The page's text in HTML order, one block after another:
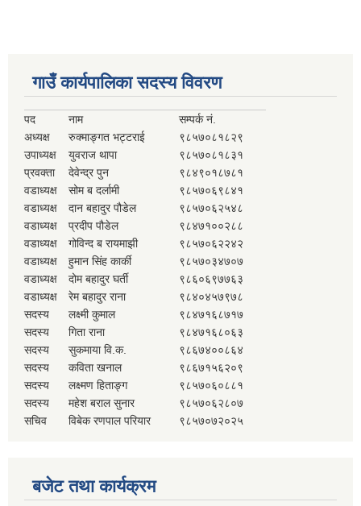
गाउँ कार्यपालिका सदस्य विवरण
पद नाम
सम्पर्क नं.
अध्यक्ष
रुक्माङ्गत भट्टराई
९८५७०८१८२९
उपाध्यक्ष
युवराज थापा
९८५७०८१८३१
प्रवक्ता
देवेन्द्र पुन
९८४९०१८७८१
वडाध्यक्ष
सोम ब दर्लामी
९८५७०६९८४१
वडाध्यक्ष
दान बहादुर पौडेल
९८५७०६२५४८
वडाध्यक्ष
प्रदीप पौडेल
९८४७१००२८८
वडाध्यक्ष
गोविन्द ब रायमाझी
९८५७०६२२४२
वडाध्यक्ष
हुमान सिंह कार्की
९८५७०३४७०७
वडाध्यक्ष
दोम बहादुर घर्ती
९८६०६९७७६३
वडाध्यक्ष
रेम बहादुर राना
९८४०४५७९७८
सदस्य
लक्ष्मी कुमाल
९८४७१६८७१७
सदस्य
गिता राना
९८४७१६८०६३
सदस्य
सुकमाया वि.क.
९८६७४००८६४
सदस्य
कविता खनाल
९८६७१५६२०९
सदस्य
लक्ष्मण हिताङ्ग
९८५७०६०८८१
सदस्य
महेश बराल सुनार
९८५७०६२८०७
सचिव
विबेक रणपाल परियार ९८५७०७२०२५
बजेट तथा कार्यक्रम